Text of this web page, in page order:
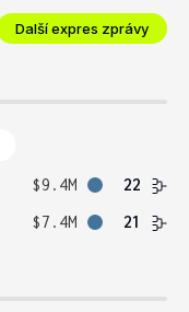
Další expres zprávy
$9.4M
22
$7.4M 21